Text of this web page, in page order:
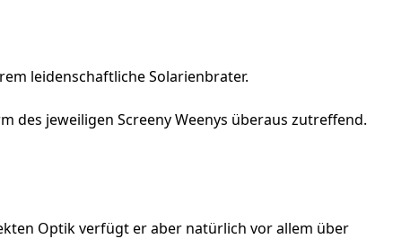
leidenschaftliche Solarienbrater.
des jeweiligen Screeny Weenys überaus zutreffend.
Optik verfügt er aber natürlich vor allem über